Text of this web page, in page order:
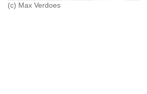
(c) Max Verdoes